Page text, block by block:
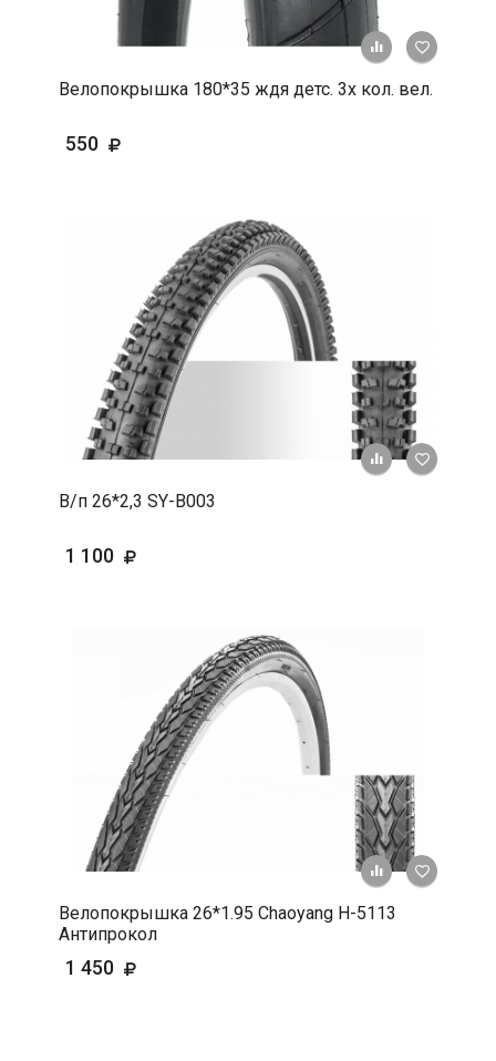
+ К
Велопокрышка 180*35 ждя детс. 3х кол. вел.
550
+ К
В/п 26*2,3 SY-B003
1 100
+ К
Велопокрышка 26*1.95 Chaoyang H-5113
Антипрокол
1 450